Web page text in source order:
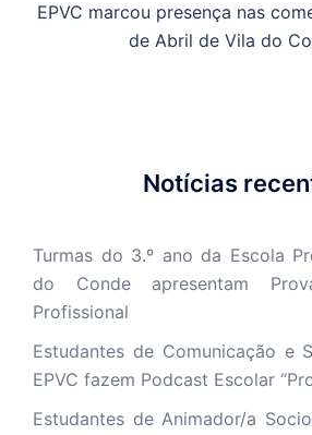
EPVC marcou presença nas
de Abril de Vila do
Notícias
Turmas do 3.º ano da Escola
do Conde apresentam
Profissional
Estudantes de Comunicação e
EPVC fazem Podcast Escolar
Estudantes de Animador/a